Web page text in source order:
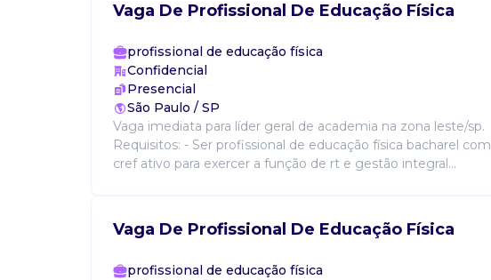
Vaga De Profissional De Educação Física
profissional de educação física
Confidencial
Presencial
São Paulo / SP
Vaga imediata para líder geral de academia na zona leste/sp.
Requisitos: - Ser profissional de educação física bacharel com
cref ativo para exercer a função de rt e gestão integral...
Vaga De Profissional De Educação Física
profissional de educação física